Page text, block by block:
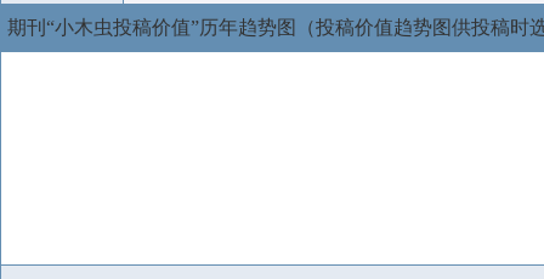
期刊“小木虫投稿价值”历年趋势图（投稿价值趋势图供投稿时